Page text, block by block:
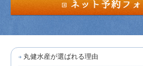
丸健水産が選ばれる理由